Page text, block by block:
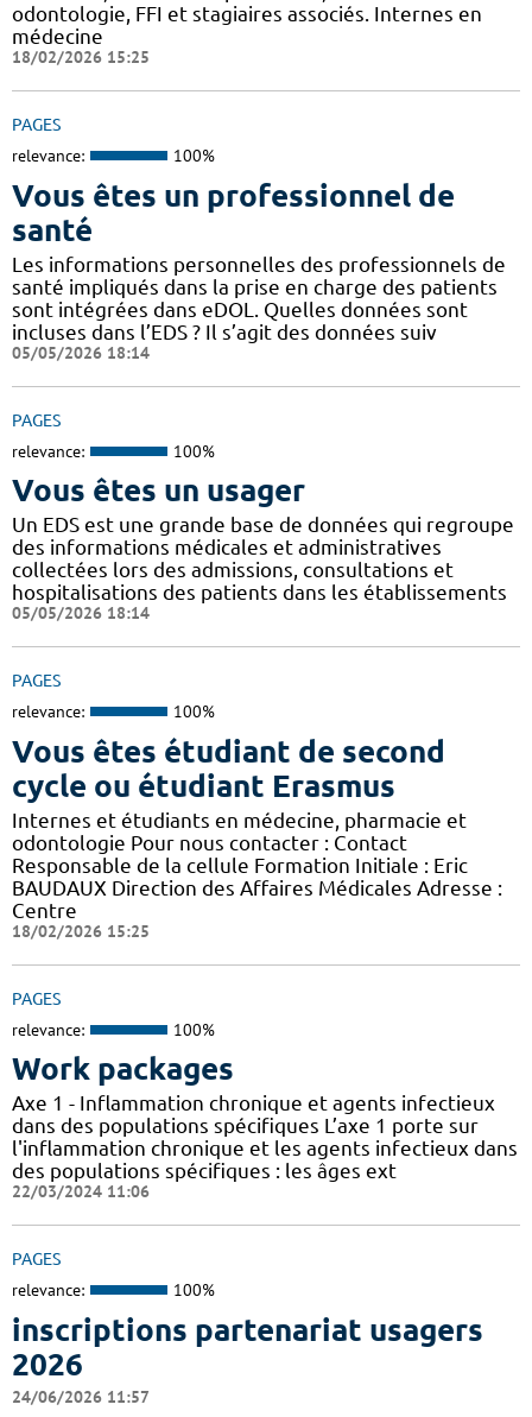
odontologie, FFI et stagiaires associés. Internes en
médecine
18/02/2026 15:25
PAGES
relevance: 100%
Vous êtes un professionnel de
santé
Les informations personnelles des professionnels de
santé impliqués dans la prise en charge des patients
sont intégrées dans eDOL. Quelles données sont
incluses dans l’EDS ? Il s’agit des données suiv
05/05/2026 18:14
PAGES
relevance: 100%
Vous êtes un usager
Un EDS est une grande base de données qui regroupe
des informations médicales et administratives
collectées lors des admissions, consultations et
hospitalisations des patients dans les établissements
05/05/2026 18:14
PAGES
relevance: 100%
Vous êtes étudiant de second
cycle ou étudiant Erasmus
Internes et étudiants en médecine, pharmacie et
odontologie Pour nous contacter : Contact
Responsable de la cellule Formation Initiale : Eric
BAUDAUX Direction des Affaires Médicales Adresse :
Centre
18/02/2026 15:25
PAGES
relevance: 100%
Work packages
Axe 1 - Inflammation chronique et agents infectieux
dans des populations spécifiques L’axe 1 porte sur
l'inflammation chronique et les agents infectieux dans
des populations spécifiques : les âges ext
22/03/2024 11:06
PAGES
relevance: 100%
inscriptions partenariat usagers
2026
24/06/2026 11:57